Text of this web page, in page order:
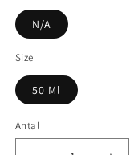
N/A
Size
50 Ml
Antal